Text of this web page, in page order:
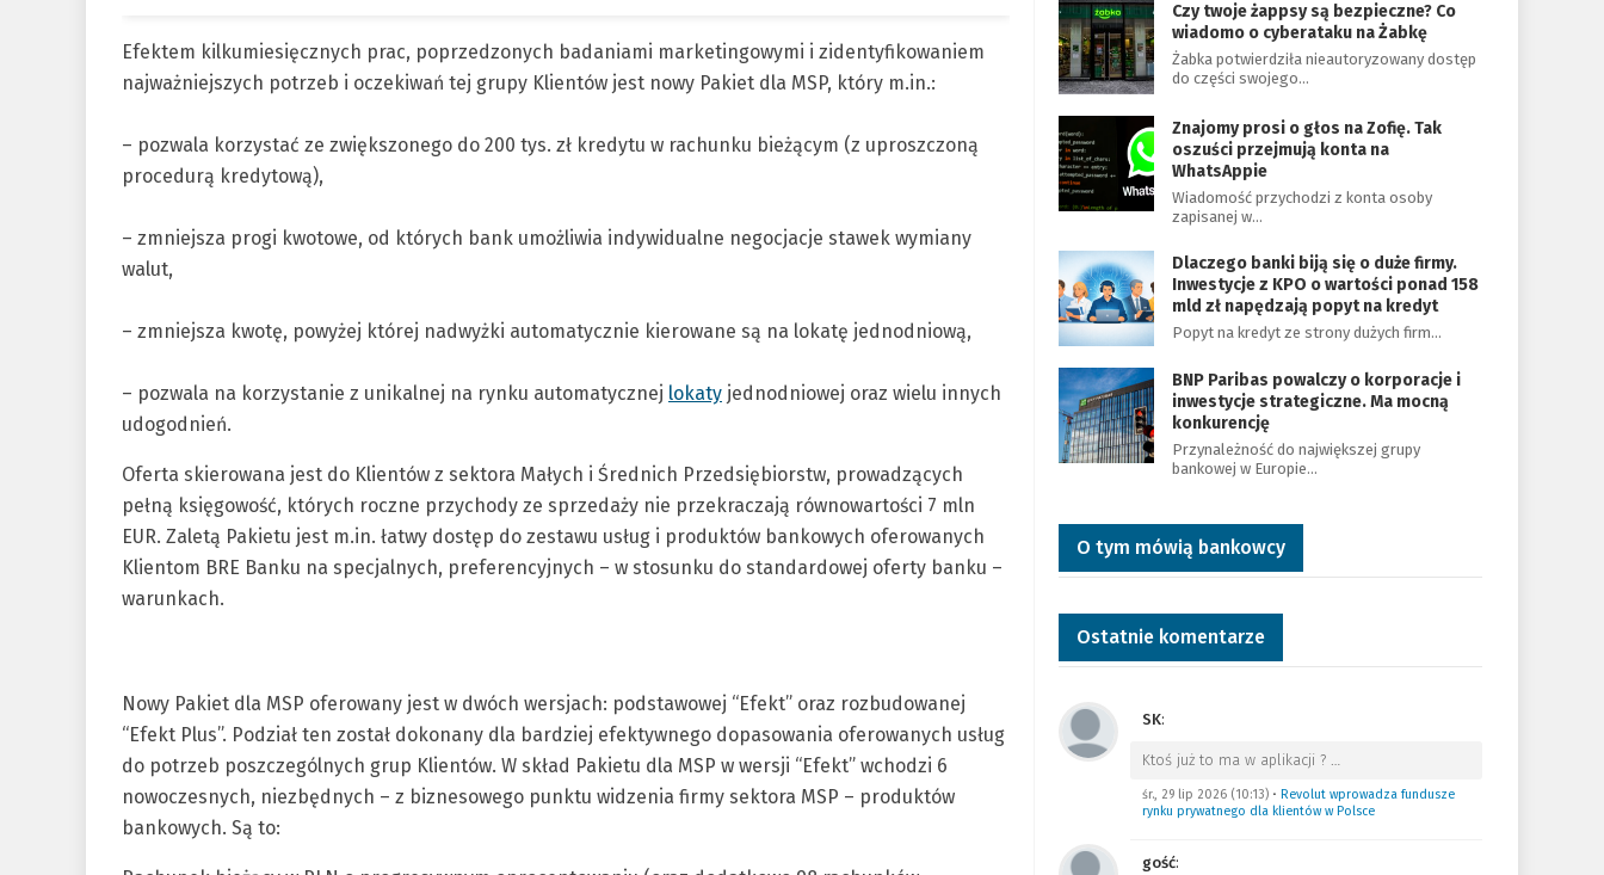
Efektem kilkumiesięcznych prac, poprzedzonych badaniami marketingowymi i zidentyfikowaniem
najważniejszych potrzeb i oczekiwań tej grupy Klientów jest nowy Pakiet dla MSP, który m.in.:
– pozwala korzystać ze zwiększonego do 200 tys. zł kredytu w rachunku bieżącym (z uproszczoną
procedurą kredytową),
– zmniejsza progi kwotowe, od których bank umożliwia indywidualne negocjacje stawek wymiany
walut,
– zmniejsza kwotę, powyżej której nadwyżki automatycznie kierowane są na lokatę jednodniową,
– pozwala na korzystanie z unikalnej na rynku automatycznej lokaty jednodniowej oraz wielu innych
udogodnień.
Oferta skierowana jest do Klientów z sektora Małych i Średnich Przedsiębiorstw, prowadzących
pełną księgowość, których roczne przychody ze sprzedaży nie przekraczają równowartości 7 mln
EUR. Zaletą Pakietu jest m.in. łatwy dostęp do zestawu usług i produktów bankowych oferowanych
Klientom BRE Banku na specjalnych, preferencyjnych – w stosunku do standardowej oferty banku –
warunkach.
Nowy Pakiet dla MSP oferowany jest w dwóch wersjach: podstawowej “Efekt” oraz rozbudowanej
“Efekt Plus”. Podział ten został dokonany dla bardziej efektywnego dopasowania oferowanych usług
do potrzeb poszczególnych grup Klientów. W skład Pakietu dla MSP w wersji “Efekt” wchodzi 6
nowoczesnych, niezbędnych – z biznesowego punktu widzenia firmy sektora MSP – produktów
bankowych. Są to:
Czy twoje żappsy są bezpieczne? Co
wiadomo o cyberataku na Żabkę
Żabka potwierdziła nieautoryzowany dostęp
do części swojego…
Znajomy prosi o głos na Zofię. Tak
oszuści przejmują konta na
WhatsAppie
Wiadomość przychodzi z konta osoby
zapisanej w…
Dlaczego banki biją się o duże firmy.
Inwestycje z KPO o wartości ponad 158
mld zł napędzają popyt na kredyt
Popyt na kredyt ze strony dużych firm…
BNP Paribas powalczy o korporacje i
inwestycje strategiczne. Ma mocną
konkurencję
Przynależność do największej grupy
bankowej w Europie…
O tym mówią bankowcy
Ostatnie komentarze
SK:
Ktoś już to ma w aplikacji ? …
śr., 29 lip 2026 (10:13)• Revolut wprowadza fundusze
rynku prywatnego dla klientów w Polsce
gość: